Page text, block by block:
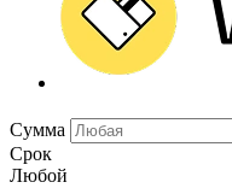
Сумма
Срок
Любой